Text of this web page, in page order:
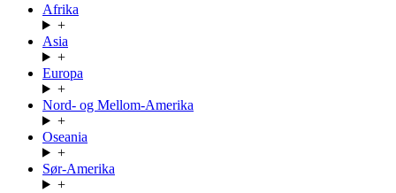
Afrika
+
Asia
+
Europa
+
Nord- og Mellom-Amerika
+
Oseania
+
Sør-Amerika
+